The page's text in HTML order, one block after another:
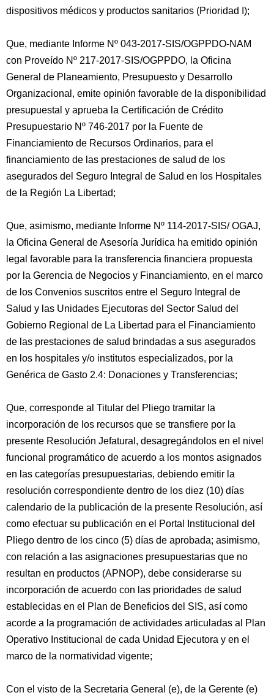
dispositivos médicos y productos sanitarios (Prioridad I);
Que, mediante Informe Nº 043-2017-SIS/OGPPDO-NAM
con Proveído Nº 217-2017-SIS/OGPPDO, la Oficina
General de Planeamiento, Presupuesto y Desarrollo
Organizacional, emite opinión favorable de la disponibilidad
presupuestal y aprueba la Certificación de Crédito
Presupuestario Nº 746-2017 por la Fuente de
Financiamiento de Recursos Ordinarios, para el
financiamiento de las prestaciones de salud de los
asegurados del Seguro Integral de Salud en los Hospitales
de la Región La Libertad;
Que, asimismo, mediante Informe Nº 114-2017-SIS/ OGAJ,
la Oficina General de Asesoría Jurídica ha emitido opinión
legal favorable para la transferencia financiera propuesta
por la Gerencia de Negocios y Financiamiento, en el marco
de los Convenios suscritos entre el Seguro Integral de
Salud y las Unidades Ejecutoras del Sector Salud del
Gobierno Regional de La Libertad para el Financiamiento
de las prestaciones de salud brindadas a sus asegurados
en los hospitales y/o institutos especializados, por la
Genérica de Gasto 2.4: Donaciones y Transferencias;
Que, corresponde al Titular del Pliego tramitar la
incorporación de los recursos que se transfiere por la
presente Resolución Jefatural, desagregándolos en el nivel
funcional programático de acuerdo a los montos asignados
en las categorías presupuestarias, debiendo emitir la
resolución correspondiente dentro de los diez (10) días
calendario de la publicación de la presente Resolución, así
como efectuar su publicación en el Portal Institucional del
Pliego dentro de los cinco (5) días de aprobada; asimismo,
con relación a las asignaciones presupuestarias que no
resultan en productos (APNOP), debe considerarse su
incorporación de acuerdo con las prioridades de salud
establecidas en el Plan de Beneficios del SIS, así como
acorde a la programación de actividades articuladas al Plan
Operativo Institucional de cada Unidad Ejecutora y en el
marco de la normatividad vigente;
Con el visto de la Secretaria General (e), de la Gerente (e)